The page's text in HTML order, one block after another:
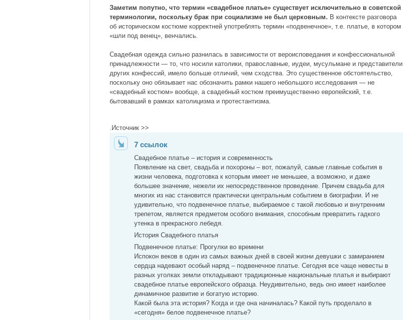
Заметим попутно, что термин «свадебное платье» существует исключительно в советской
терминологии, поскольку брак при социализме не был церковным. В контексте разговора
об историческом костюме корректней употреблять термин «подвенечное», т.е. платье, в котором
«шли под венец», венчались.
Свадебная одежда сильно разнилась в зависимости от вероисповедания и конфессиональной
принадлежности — то, что носили католики, православные, иудеи, мусульмане и представители
других конфессий, имело больше отличий, чем сходства. Это существенное обстоятельство,
поскольку оно обязывает нас обозначить рамки нашего небольшого исследования — не
«свадебный костюм» вообще, а свадебный костюм преимущественно европейский, т.е.
бытовавший в рамках католицизма и протестантизма.
.Источник >>
7 ссылок
Свадебное платье – история и современность
Появление на свет, свадьба и похороны – вот, пожалуй, самые главные события в
жизни человека, подготовка к которым имеет не меньшее, а возможно, и даже
большее значение, нежели их непосредственное проведение. Причем свадьба для
многих из нас становится практически центральным событием в биографии. И не
удивительно, что подвенечное платье, выбираемое с такой любовью и внутренним
трепетом, является предметом особого внимания, способным превратить гадкого
утенка в прекрасного лебедя.
История Свадебного платья
Подвенечное платье: Прогулки во времени
Испокон веков в один из самых важных дней в своей жизни девушки с замиранием
сердца надевают особый наряд – подвенечное платье. Сегодня все чаще невесты в
разных уголках земли откладывают традиционные национальные платья и выбирают
свадебное платье европейского образца. Неудивительно, ведь оно имеет наиболее
динамичное развитие и богатую историю.
Какой была эта история? Когда и где она начиналась? Какой путь проделало в
«сегодня» белое подвенечное платье?